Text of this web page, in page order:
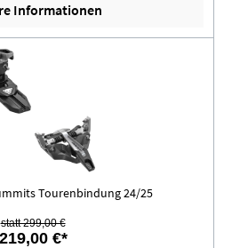
Informationen
Tourenbindung 24/25
statt 299,00 €
219,00 €*